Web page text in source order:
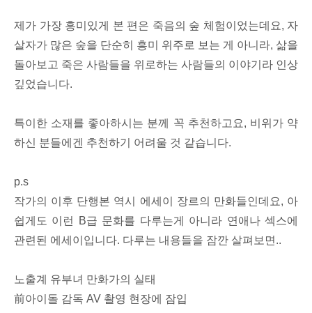
제가 가장 흥미있게 본 편은 죽음의 숲 체험이었는데요, 자
살자가 많은 숲을 단순히 흥미 위주로 보는 게 아니라, 삶을
돌아보고 죽은 사람들을 위로하는 사람들의 이야기라 인상
깊었습니다.
특이한 소재를 좋아하시는 분께 꼭 추천하고요, 비위가 약
하신 분들에겐 추천하기 어려울 것 같습니다.
p.s
작가의 이후 단행본 역시 에세이 장르의 만화들인데요, 아
쉽게도 이런 B급 문화를 다루는게 아니라 연애나 섹스에
관련된 에세이입니다. 다루는 내용들을 잠깐 살펴보면..
노출계 유부녀 만화가의 실태
前아이돌 감독 AV 촬영 현장에 잠입